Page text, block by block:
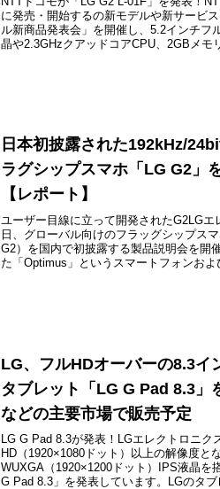
に発売・開始するの新モデルや新サービ
ル新商品発表会」を開催し、5.2インチフ
晶や2.3GHzクアッドコアCPU、2GBメモ
日本初披露された192kHz/
ラグシップスマホ「LG G2」
【レポート】
ユーザー目線に立って開発されたG2LG
日、グローバル向けのフラッグシップス
G2）を国内で初披露する製品説明会を開
た「Optimus」というスマートフォンおよ
LG、フルHDオーバーの8.3
タブレット「LG G Pad 8.3」
などの主要市場で販売予定
LG G Pad 8.3が発表！LGエレクトロニ
HD（1920×1080ドット）以上の解像度と
WUXGA（1920×1200ドット）IPS液晶を
G Pad 8.3」を発表しています。LGのタ